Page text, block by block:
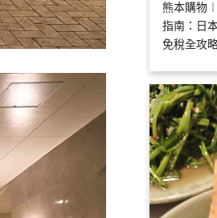
熊本購物
指南：日
免稅全攻略